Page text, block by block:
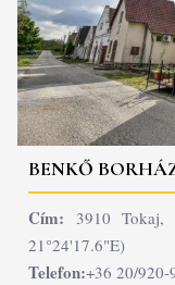
BENKŐ
Cím: 3910 Tokaj,
21°24'17.6"E)
Telefon:+36 20/920-